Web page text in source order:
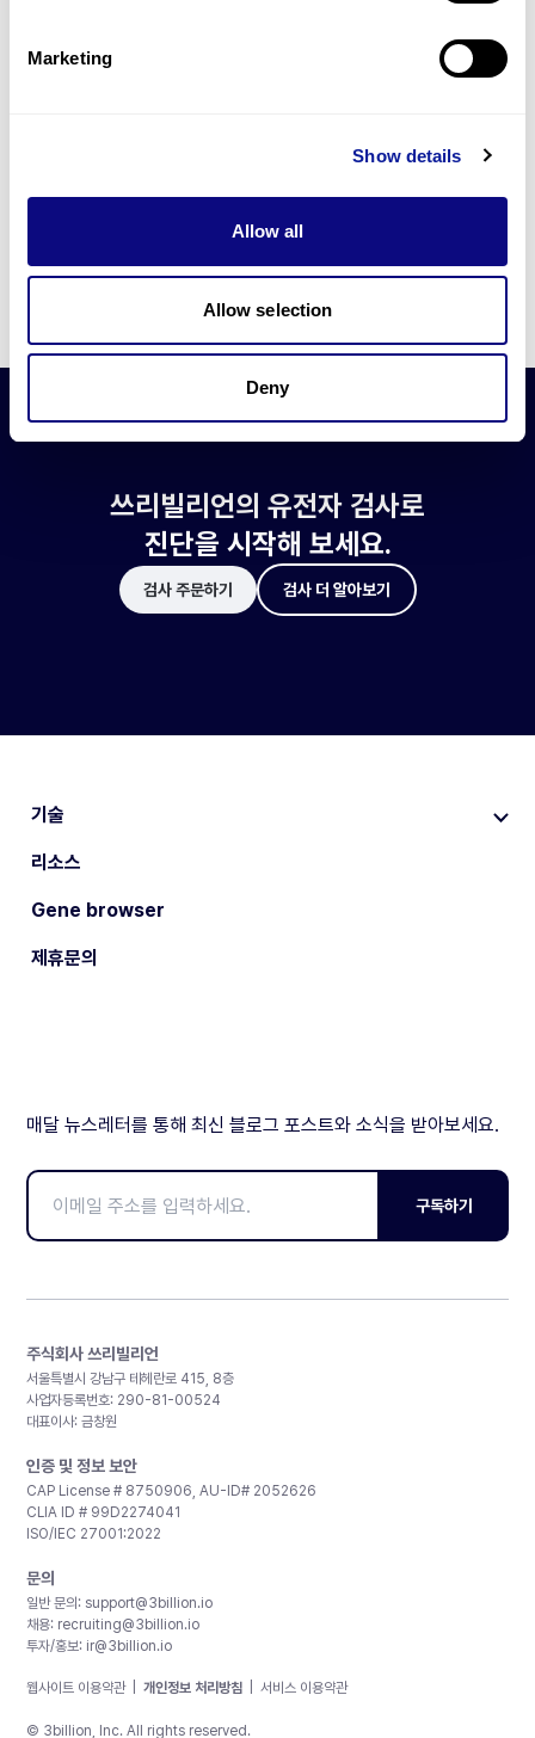
Marketing
Show details
Allow all
Allow selection
Deny
쓰리빌리언은 유전자 진단에 필요한 여러 기술의 개발과 도입에 힘쓰고 있습니
더 정확한 변이 해석과 높은 진단율을 위한 쓰리빌리언의 기술에 대해 알아보
쓰리빌리언의 유전자 검사로
진단을 시작해 보세요.
검사 주문하기 검사 더 알아보기
기술
리소스
Gene browser
제휴문의
매달 뉴스레터를 통해 최신 블로그 포스트와 소식을 받아보세요.
구독하기
주식회사 쓰리빌리언
서울특별시 강남구 테헤란로 415, 8층
사업자등록번호: 290-81-00524
대표이사: 금창원
인증 및 정보 보안
CAP License # 8750906, AU-ID# 2052626
CLIA ID # 99D2274041
ISO/IEC 27001:2022
문의
일반 문의: support@3billion.io
채용: recruiting@3billion.io
투자/홍보: ir@3billion.io
웹사이트 이용약관 개인정보 처리방침 서비스 이용약관
© 3billion, Inc. All rights reserved.